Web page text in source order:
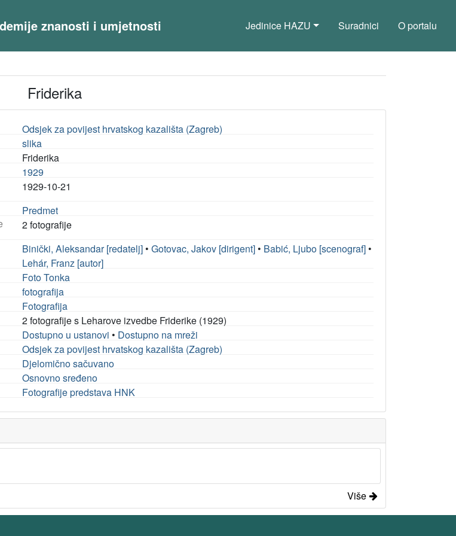
znanosti i umjetnosti Jedinice HAZU Suradnici O portalu
Friderika
Odsjek za povijest hrvatskog kazališta (Zagreb)
slika
Friderika
1929
1929-10-21
Predmet
2 fotografije
Binički, Aleksandar [redatelj] •Gotovac, Jakov [dirigent] • Babić, Ljubo [scenograf] •
Lehár, Franz [autor]
Foto Tonka
fotografija
Fotografija
2 fotografije s Leharove izvedbe Friderike (1929)
Dostupno u ustanovi • Dostupno na mreži
Odsjek za povijest hrvatskog kazališta (Zagreb)
Djelomično sačuvano
Osnovno sređeno
Fotografije predstava HNK
Više